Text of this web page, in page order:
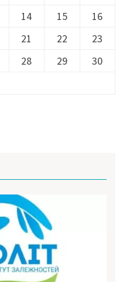
14 15
16
21 22
23
28 29
30